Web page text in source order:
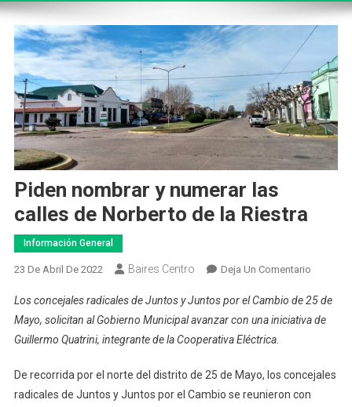
Piden nombrar y numerar las
calles de Norberto de la Riestra
Información General
23 De Abril De 2022 Baires Centro Deja Un ComentarioEn
Nombrar
Y
Calles
De
Los concejales radicales de Juntos y Juntos por el Cambio de 25 de
Mayo, solicitan al Gobierno Municipal avanzar con una iniciativa de
Guillermo Quatrini, integrante de la Cooperativa Eléctrica.
De recorrida por el norte del distrito de 25 de Mayo, los concejales
radicales de Juntos y Juntos por el Cambio se reunieron con